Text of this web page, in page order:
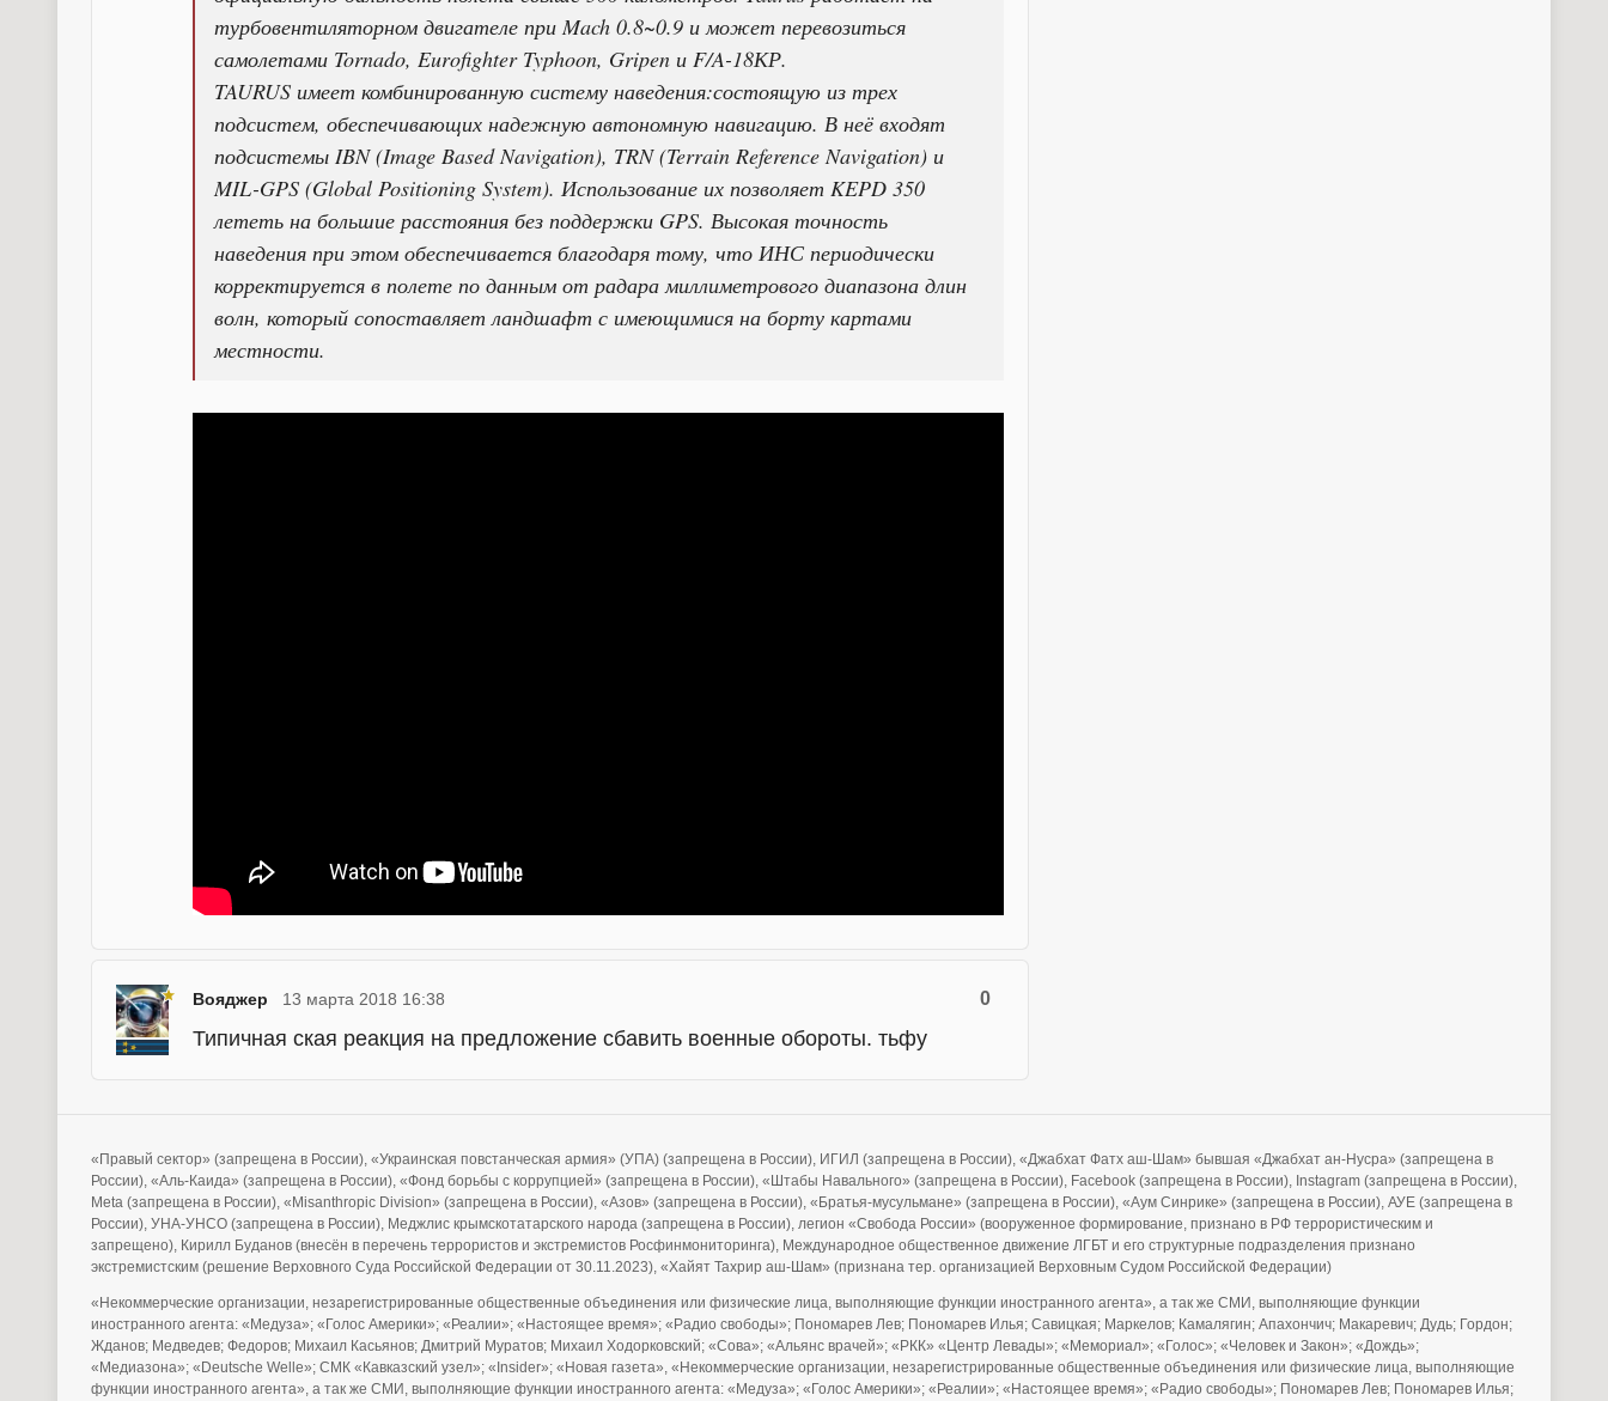
турбовентиляторном двигателе при Mach 0.8~0.9 и может перевозиться
самолетами Tornado, Eurofighter Typhoon, Gripen и F/A-18КР.
TAURUS имеет комбинированную систему наведения:состоящую из трех
подсистем, обеспечивающих надежную автономную навигацию. В неё входят
подсистемы IBN (Image Based Navigation), TRN (Terrain Reference Navigation) и
MIL-GPS (Global Positioning System). Использование их позволяет KEPD 350
лететь на большие расстояния без поддержки GPS. Высокая точность
наведения при этом обеспечивается благодаря тому, что ИНС периодически
корректируется в полете по данным от радара миллиметрового диапазона длин
волн, который сопоставляет ландшафт с имеющимися на борту картами
местности.
Вояджер 0
13 марта 2018 16:38
Типичная ская реакция на предложение сбавить военные обороты. тьфу
«Правый сектор» (запрещена в России), «Украинская повстанческая армия» (УПА) (запрещена в России), ИГИЛ (запрещена в России), «Джабхат Фатх аш-Шам» бывшая «Джабхат ан-Нусра» (запрещена в
России), «Аль-Каида» (запрещена в России), «Фонд борьбы с коррупцией» (запрещена в России), «Штабы Навального» (запрещена в России), Facebook (запрещена в России), Instagram (запрещена в России),
Meta (запрещена в России), «Misanthropic Division» (запрещена в России), «Азов» (запрещена в России), «Братья-мусульмане» (запрещена в России), «Аум Синрике» (запрещена в России), АУЕ (запрещена в
России), УНА-УНСО (запрещена в России), Меджлис крымскотатарского народа (запрещена в России), легион «Свобода России» (вооруженное формирование, признано в РФ террористическим и
запрещено), Кирилл Буданов (внесён в перечень террористов и экстремистов Росфинмониторинга), Международное общественное движение ЛГБТ и его структурные подразделения признано
экстремистским (решение Верховного Суда Российской Федерации от 30.11.2023), «Хайят Тахрир аш-Шам» (признана тер. организацией Верховным Судом Российской Федерации)
«Некоммерческие организации, незарегистрированные общественные объединения или физические лица, выполняющие функции иностранного агента», а так же СМИ, выполняющие функции
иностранного агента: «Медуза»; «Голос Америки»; «Реалии»; «Настоящее время»; «Радио свободы»; Пономарев Лев; Пономарев Илья; Савицкая; Маркелов; Камалягин; Апахончич; Макаревич; Дудь; Гордон;
Жданов; Медведев; Федоров; Михаил Касьянов; Дмитрий Муратов; Михаил Ходорковский; «Сова»; «Альянс врачей»; «РКК» «Центр Левады»; «Мемориал»; «Голос»; «Человек и Закон»; «Дождь»;
«Медиазона»; «Deutsche Welle»; СМК «Кавказский узел»; «Insider»; «Новая газета», «Некоммерческие организации, незарегистрированные общественные объединения или физические лица, выполняющие
функции иностранного агента», а так же СМИ, выполняющие функции иностранного агента: «Медуза»; «Голос Америки»; «Реалии»; «Настоящее время»; «Радио свободы»; Пономарев Лев; Пономарев Илья;